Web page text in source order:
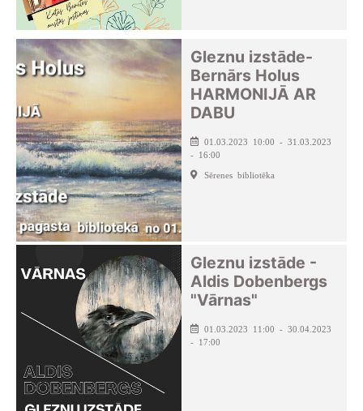
Gleznu izstāde-
Bernārs Holus
HARMONIJĀ AR
DABU
01.03.2023 10:00 - 31.03.2023
- 16:00
Sērenes bibliotēka
Gleznu izstāde -
Aldis Dobenbergs
"Vārnas"
01.03.2023 11:00 - 30.04.2023
- 17:00